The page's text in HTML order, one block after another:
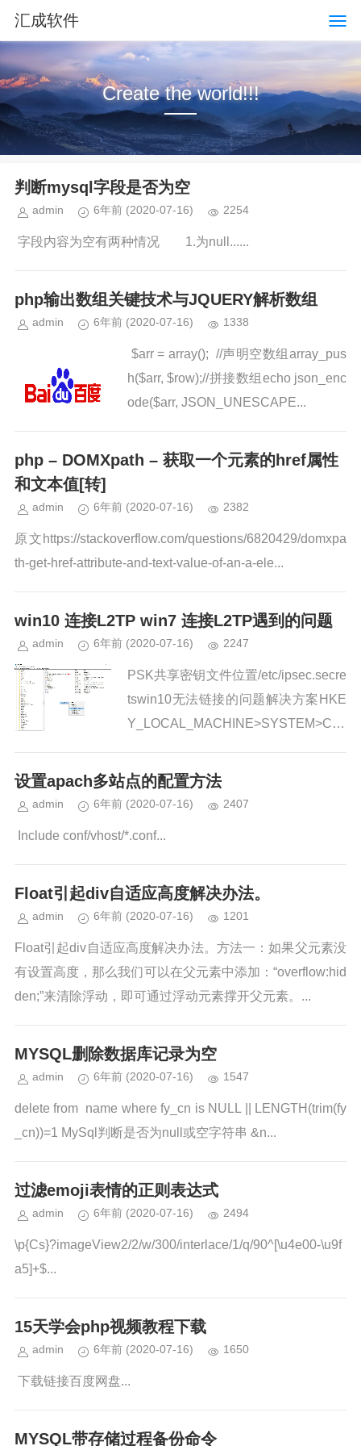
汇成软件
Create the world!!!
判断mysql字段是否为空
admin 6年前 (2020-07-16) 2254
字段内容为空有两种情况 1.为null......
php输出数组关键技术与JQUERY解析数组
admin 6年前 (2020-07-16) 1338
$arr = array(); //声明空数组array_pus
h($arr, $row);//拼接数组echo json_enc
ode($arr, JSON_UNESCAPE...
php – DOMXpath – 获取一个元素的href属性
和文本值[转]
admin 6年前 (2020-07-16) 2382
原文https://stackoverflow.com/questions/6820429/domxpa
th-get-href-attribute-and-text-value-of-an-a-ele...
win10 连接L2TP win7 连接L2TP遇到的问题
admin 6年前 (2020-07-16) 2247
PSK共享密钥文件位置/etc/ipsec.secre
tswin10无法链接的问题解决方案HKE
Y_LOCAL_MACHINE>SYSTEM>Cur
设置apach多站点的配置方法
admin 6年前 (2020-07-16) 2407
Include conf/vhost/*.conf...
Float引起div自适应高度解决办法。
admin 6年前 (2020-07-16) 1201
Float引起div自适应高度解决办法。方法一：如果父元素没
有设置高度，那么我们可以在父元素中添加：“overflow:hid
den;”来清除浮动，即可通过浮动元素撑开父元素。...
MYSQL删除数据库记录为空
admin 6年前 (2020-07-16) 1547
delete from name where fy_cn is NULL || LENGTH(trim(fy
_cn))=1 MySql判断是否为null或空字符串 &n...
过滤emoji表情的正则表达式
admin 6年前 (2020-07-16) 2494
\p{Cs}?imageView2/2/w/300/interlace/1/q/90^[\u4e00-\u9f
a5]+$...
15天学会php视频教程下载
admin 6年前 (2020-07-16) 1650
下载链接百度网盘...
MYSQL带存储过程备份命令